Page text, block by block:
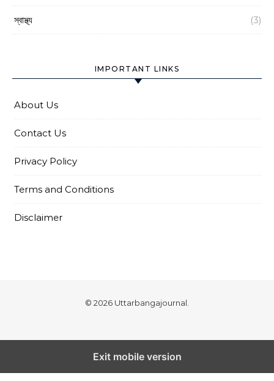
স্বাস্থ্য (3)
IMPORTANT LINKS
About Us
Contact Us
Privacy Policy
Terms and Conditions
Disclaimer
© 2026 Uttarbangajournal.
Exit mobile version